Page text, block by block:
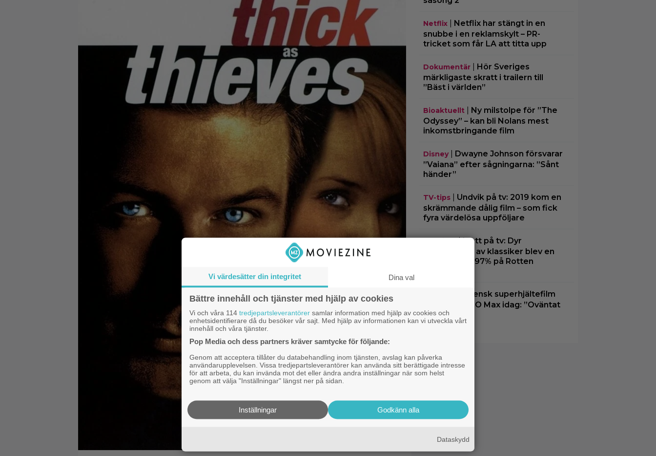
Netflix| Netflix har stängt in en
snubbe i en reklamskylt – PR-
tricket som får LA att titta upp
Dokumentär| Hör Sveriges
märkligaste skratt i trailern till
”Bäst i världen”
Bioaktuellt| Ny milstolpe för ”The
Odyssey” – kan bli Nolans mest
inkomstbringande film
Disney| Dwayne Johnson försvarar
”Vaiana” efter sågningarna: ”Sånt
händer”
TV-tips| Undvik på tv: 2019 kom en
skrämmande dålig film – som fick
fyra värdelösa uppföljare
Klassiker|Inatt på tv: Dyr
filmatisering av klassiker blev en
jättesuccé – 97% på Rotten
Svensk superhjältefilm
landar på HBO Max idag: ”Oväntat
charmig”
Vi värdesätter din integritet Dina val
Bättre innehåll och tjänster med hjälp av cookies
Vi och våra 114 tredjepartsleverantörer samlar information med hjälp av cookies och
enhetsidentifierare då du besöker vår sajt. Med hjälp av informationen kan vi utveckla vårt
innehåll och våra tjänster.
Pop Media och dess partners kräver samtycke för följande:
Genom att acceptera tillåter du databehandling inom tjänsten, avslag kan påverka
användarupplevelsen. Vissa tredjepartsleverantörer kan använda sitt berättigade intresse
för att arbeta, du kan invända mot det eller ändra andra inställningar när som helst
genom att välja "Inställningar" längst ner på sidan.
Godkänn alla
Inställningar
Dataskydd